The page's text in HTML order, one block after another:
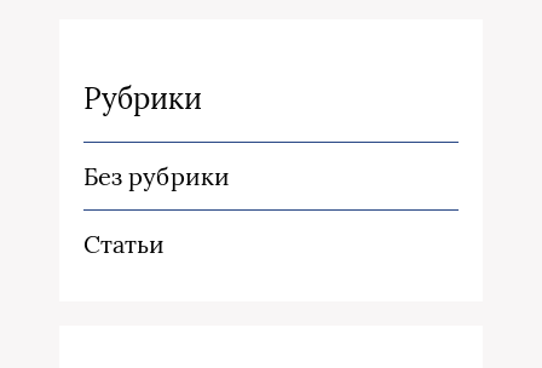
Рубрики
Без рубрики
Статьи